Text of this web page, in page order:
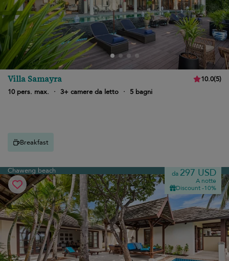
Villa Samayra 10.0(5)
10 pers. max.
· 3+ camere da letto · 5 bagni
Breakfast
Chaweng beach da 297 USD
A notte
Discount -10%